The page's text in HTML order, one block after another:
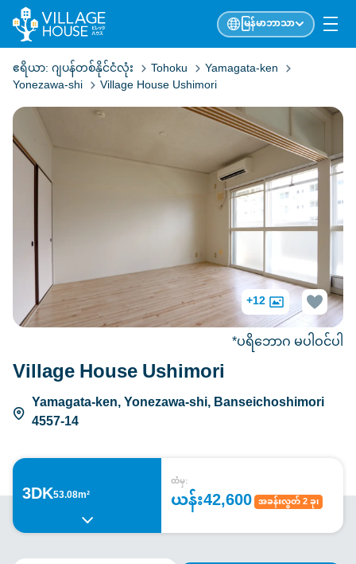
မြန်မာဘာသာ
ဧရိယာ:ဂျပန်တစ်နိုင်ငံလုံး Tohoku Yamagata-ken
Yonezawa-shi Village House Ushimori
Village House Ushimori
Yamagata-ken, Yonezawa-shi, Banseichoshimori
4557-14
+12
*ပရိဘောဂ မပါဝင်ပါ
3DK53.08m²
ထံမှ:
ယန်း42,600 အခန်းလွတ် 2 ခု၊